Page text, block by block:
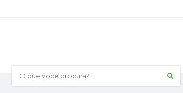
O que voce procura?